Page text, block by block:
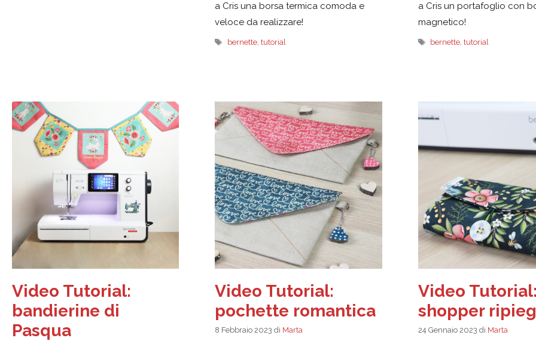
a Cris una borsa termica comoda e
veloce da realizzare!
Tag
bernette, tutorial
a Cris un portafoglio con
magnetico!
Tag
bernette,tutorial
Video Tutorial:
bandierine di
Pasqua
Video Tutorial:
pochette romantica
8 Febbraio 2023 di Marta
Video
shopper
24 Gennaio 2023 di Marta